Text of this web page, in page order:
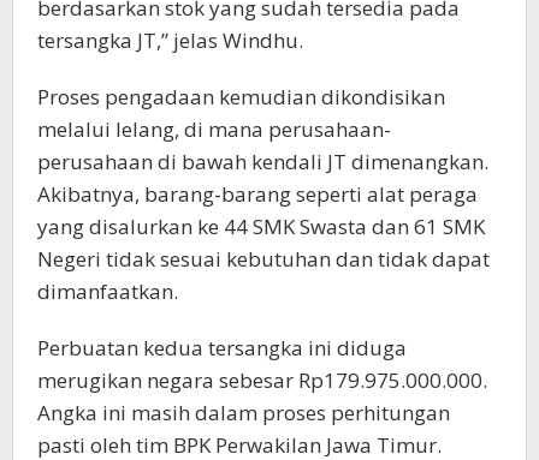
berdasarkan stok yang sudah tersedia pada
tersangka JT,” jelas Windhu.
Proses pengadaan kemudian dikondisikan
melalui lelang, di mana perusahaan-
perusahaan di bawah kendali JT dimenangkan.
Akibatnya, barang-barang seperti alat peraga
yang disalurkan ke 44 SMK Swasta dan 61 SMK
Negeri tidak sesuai kebutuhan dan tidak dapat
dimanfaatkan.
Perbuatan kedua tersangka ini diduga
merugikan negara sebesar Rp179.975.000.000.
Angka ini masih dalam proses perhitungan
pasti oleh tim BPK Perwakilan Jawa Timur.